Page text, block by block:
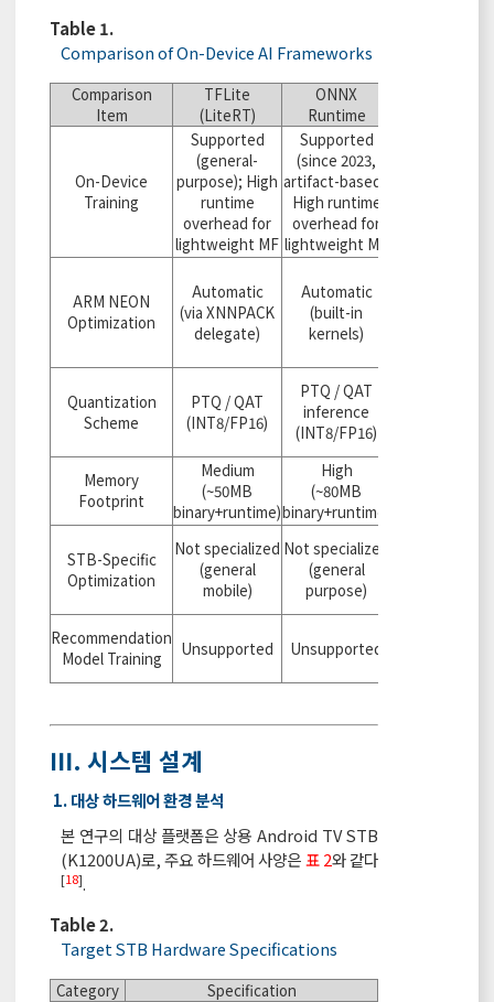
Table 1.
Comparison of On-Device AI Frameworks
Comparison
Item
TFLite
(LiteRT)
ONNX
Runtime
On-Device
Training
Supported
(general-
purpose); High
runtime
overhead for
lightweight MF
Supported
(since 2023,
artifact-based);
High runtime
overhead for
lightweight MF
ARM NEON
Optimization
Automatic
(via XNNPACK
delegate)
Automatic
(built-in
kernels)
Quantization
Scheme
PTQ / QAT
(INT8/FP16)
PTQ / QAT
inference
(INT8/FP16)
Memory
Footprint
Medium
(~50MB
binary+runtime)
High
(~80MB
binary+runtime)
STB-Specific
Optimization
Not specialized
(general
mobile)
Not specialized
(general
purpose)
Recommendation
Model Training
Unsupported Unsupported
Ⅲ. 시스템 설계
1. 대상 하드웨어 환경 분석
본 연구의 대상 플랫폼은 상용 Android TV STB
(K1200UA)로, 주요 하드웨어 사양은표 2와 같다
[18].
Table 2.
Target STB Hardware Specifications
Category
Specification